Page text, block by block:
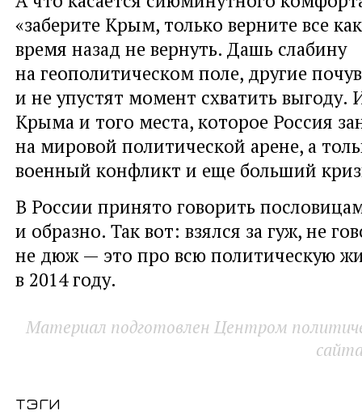
«заберите Крым, только верните все
время назад не вернуть. Дашь слабину
на геополитическом поле, другие
и не упустят момент схватить
Крыма и того места, которое Россия
на мировой политической арене, а
военный конфликт и еще больший
В России принято говорить
и образно. Так вот: взялся за гуж, не
не дюж — это про всю политическую
в 2014 году.
Материал подготовлен Центром
тэги